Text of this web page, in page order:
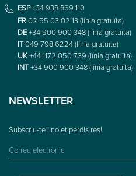
ESP+34 938 869 110
FR02 55 03 02 13 (línia gratuïta)
DE+34 900 900 348 (línia gratuïta)
IT049 798 6224 (línia gratuïta)
UK+44 1172 050 739 (línia gratuïta)
INT+34 900 900 348 (línia gratuïta)
NEWSLETTER